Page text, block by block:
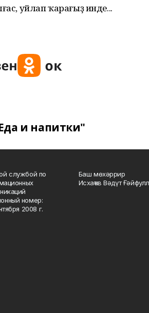
уйлап ҡарағыҙ инде...
и напитки"
службой по
номер:
2008 г.
Баш мөхәррир
Исхаҡов Вәдүт